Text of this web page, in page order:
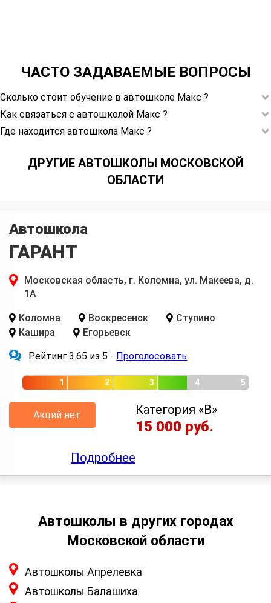
ЧАСТО ЗАДАВАЕМЫЕ ВОПРОСЫ
Сколько стоит обучение в автошколе Макс ?
Как связаться с автошколой Макс ?
Где находится автошкола Макс ?
ДРУГИЕ АВТОШКОЛЫ МОСКОВСКОЙ
ОБЛАСТИ
Автошкола
ГАРАНТ
Московская область, г. Коломна, ул. Макеева, д.
1А
Коломна Воскресенск
Ступино
Кашира
Егорьевск
Рейтинг 3.65 из 5 - Проголосовать
1 2 3 4 5
Акций нет Категория «B»
15 000 руб.
Подробнее
Автошколы в других городах
Московской области
Автошколы Апрелевка
Автошколы Балашиха